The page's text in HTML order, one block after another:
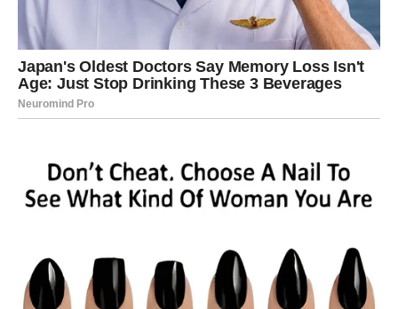
Ljubav vam donosi emocije kakve
dugo niste osjetile
mnogo ljepšu energiju kada su emocije u pitanju.
period tokom kojeg biste mogle upoznati osobu koja će
potpuno promijeniti vaš pogled na ljubav.